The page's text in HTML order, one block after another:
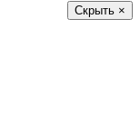
Скрыть ×